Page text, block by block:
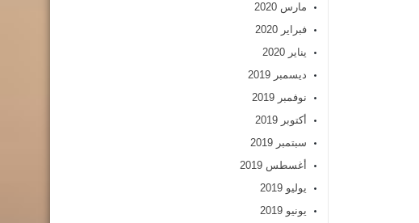
مارس 2020
فبراير 2020
يناير 2020
ديسمبر 2019
نوفمبر 2019
أكتوبر 2019
سبتمبر 2019
أغسطس 2019
يوليو 2019
يونيو 2019